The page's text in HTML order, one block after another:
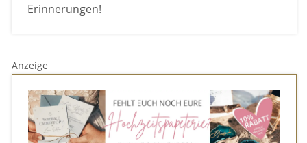
Erinnerungen!
Anzeige